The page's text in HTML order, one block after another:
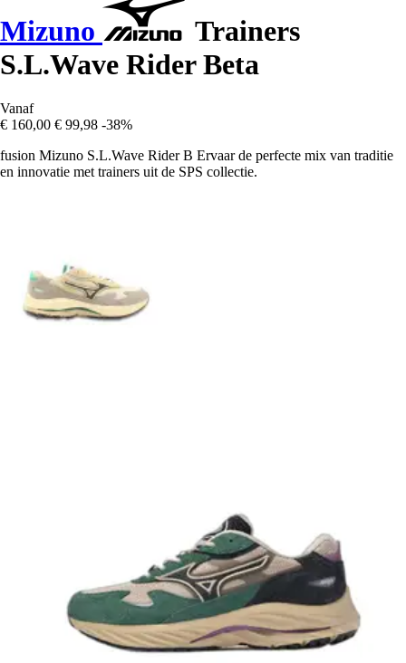
Mizuno
Trainers
S.L.Wave Rider Beta
Vanaf
€ 160,00 € 99,98 -38%
fusion Mizuno S.L.Wave Rider B Ervaar de perfecte mix van traditie
en innovatie met trainers uit de SPS collectie.